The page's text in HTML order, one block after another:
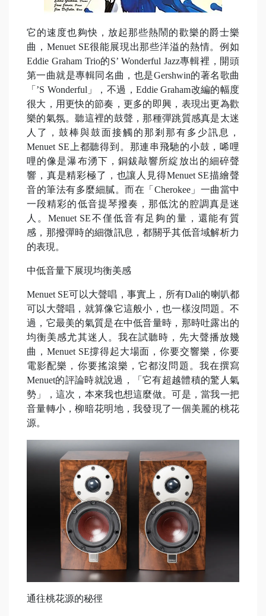
它的速度也夠快，放起那些熱鬧的歡樂的爵士樂
曲，Menuet SE很能展現出那些洋溢的熱情。例如
Eddie Graham Trio的S’ Wonderful Jazz專輯裡，開頭
第一曲就是專輯同名曲，也是Gershwin的著名歌曲
「’S Wonderful」，不過，Eddie Graham改編的幅度
很大，用更快的節奏，更多的即興，表現出更為歡
樂的氣氛。聽這裡的鼓聲，那種彈跳質感真是太迷
人了，鼓棒與鼓面接觸的那剎那有多少訊息，
Menuet SE上都聽得到。那連串飛馳的小鼓，唏哩
哩的像是瀑布湧下，銅鈸敲響所綻放出的細碎聲
響，真是精彩極了，也讓人見得Menuet SE描繪聲
音的筆法有多麼細膩。而在「Cherokee」一曲當中
一段精彩的低音提琴撥奏，那低沈的腔調真是迷
人。Menuet SE不僅低音有足夠的量，還能有質
感，那撥彈時的細微訊息，都關乎其低音域解析力
的表現。
中低音量下展現均衡美感
Menuet SE可以大聲唱，事實上，所有Dali的喇叭都
可以大聲唱，就算像它這般小，也一樣沒問題。不
過，它最美的氣質是在中低音量時，那時吐露出的
均衡美感尤其迷人。我在試聽時，先大聲播放幾
曲，Menuet SE撐得起大場面，你要交響樂，你要
電影配樂，你要搖滾樂，它都沒問題。我在撰寫
Menuet的評論時就說過，「它有超越體積的驚人氣
勢」，這次，本來我也想這麼做。可是，當我一把
音量轉小，柳暗花明地，我發現了一個美麗的桃花
源。
通往桃花源的秘徑